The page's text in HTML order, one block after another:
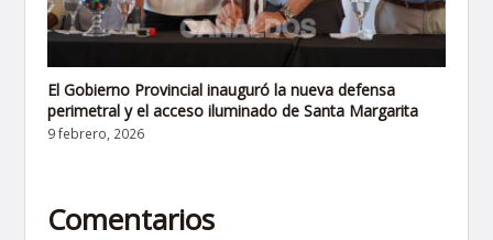
El Gobierno Provincial inauguró la nueva defensa
perimetral y el acceso iluminado de Santa Margarita
9 febrero, 2026
Comentarios